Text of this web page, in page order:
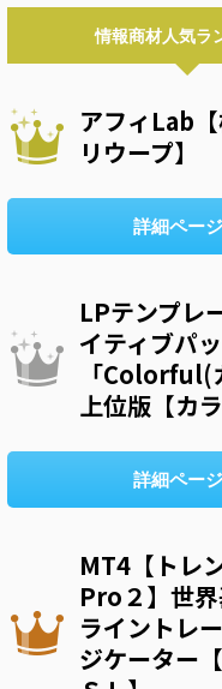
情報商材人気ラ
アフィLab
リウープ】
詳細ペー
LPテンプレ
イティブパ
「Colorful(
上位版【カラ
詳細ペー
MT4【トレ
Pro２】世
ライントレ
ジケーター